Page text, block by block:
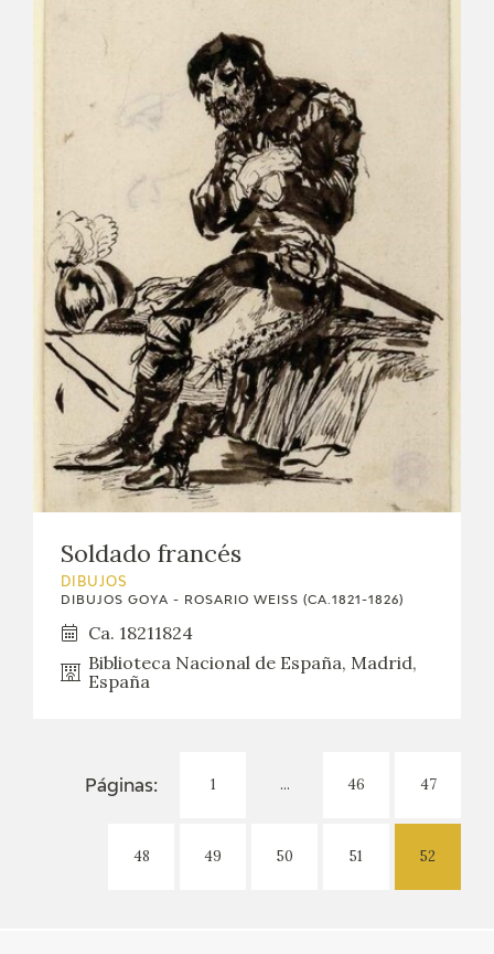
Soldado francés
DIBUJOS
DIBUJOS GOYA - ROSARIO WEISS (CA.1821-1826)
Ca. 18211824
Biblioteca Nacional de España, Madrid,
España
Páginas: 1 ... 46 47
48 49 50 51 52